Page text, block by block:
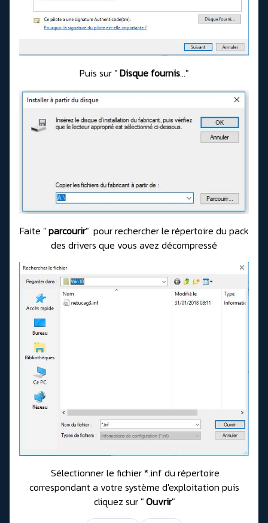
Puis sur "Disque fournis..."
Faite "parcourir" pour rechercher le répertoire du pack
des drivers que vous avez décompressé
Sélectionner le fichier *.inf du répertoire
correspondant a votre système d'exploitation puis
cliquez sur "Ouvrir"